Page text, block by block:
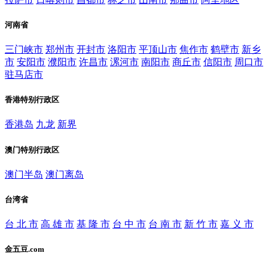
河南省
三门峡市 郑州市 开封市 洛阳市 平顶山市 焦作市 鹤壁市 新乡
市 安阳市 濮阳市 许昌市 漯河市 南阳市 商丘市 信阳市 周口市
驻马店市
香港特别行政区
香港岛 九龙 新界
澳门特别行政区
澳门半岛 澳门离岛
台湾省
台 北 市 高 雄 市 基 隆 市 台 中 市 台 南 市 新 竹 市 嘉 义 市
金五豆.com